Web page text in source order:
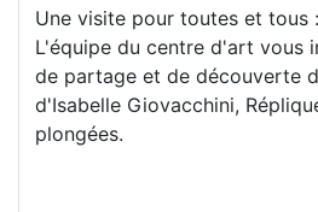
Une visite pour toutes et tous
L'équipe du centre d'art vous
de partage et de découverte
d'Isabelle Giovacchini,
plongées.